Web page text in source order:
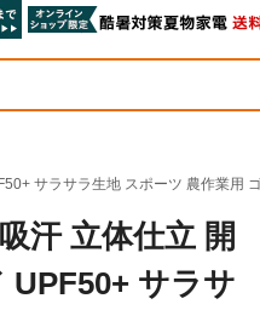
サラサラ生地 スポーツ 農作業用
汗 立体仕立 開
サラサ